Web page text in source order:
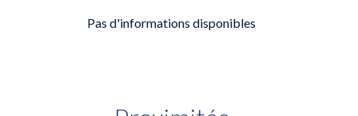
Pas d'informations disponibles